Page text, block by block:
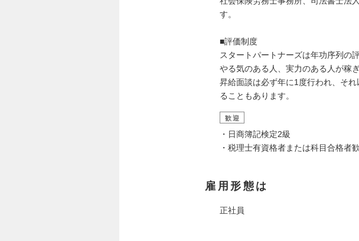
す。
■評価制度
スタートパートナーズは年功序列の
やる気のある人、実力のある人が稼
昇給面談は必ず年に1度行われ、そ
ることもあります。
歓迎
・日商簿記検定2級
・税理士有資格者または科目合格者
雇用形態は
正社員